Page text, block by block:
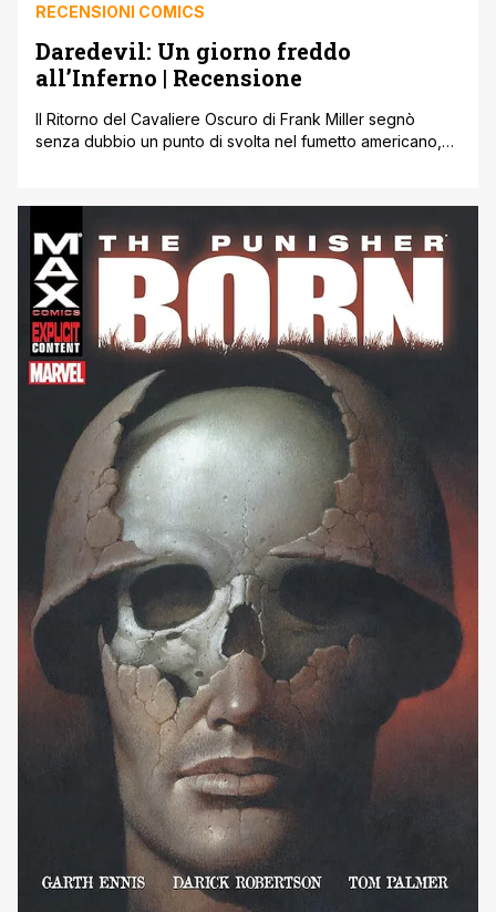
RECENSIONI COMICS
Daredevil: Un giorno freddo
all’Inferno | Recensione
Il Ritorno del Cavaliere Oscuro di Frank Miller segnò
senza dubbio un punto di svolta nel fumetto americano,
senza macchia e senza paura, fu sostituito infatti da una
sua versione invecchiata e stanca, ormai provata da anni
di battaglie e delusioni, in [']